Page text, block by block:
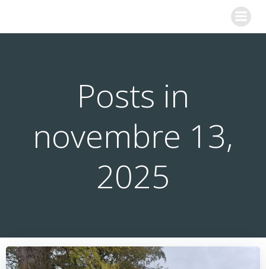
contenu
Posts in
novembre 13,
2025